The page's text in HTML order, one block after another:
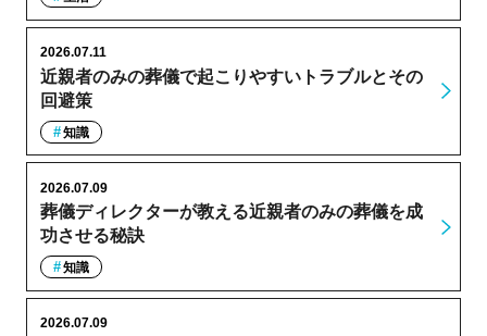
近親者のみの葬儀で起こりやすいトラブルとその
回避策
2026.07.11
知識
葬儀ディレクターが教える近親者のみの葬儀を成
功させる秘訣
2026.07.09
知識
2026.07.09